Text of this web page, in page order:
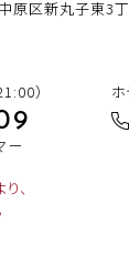
原区新丸子東3
）
ー
、